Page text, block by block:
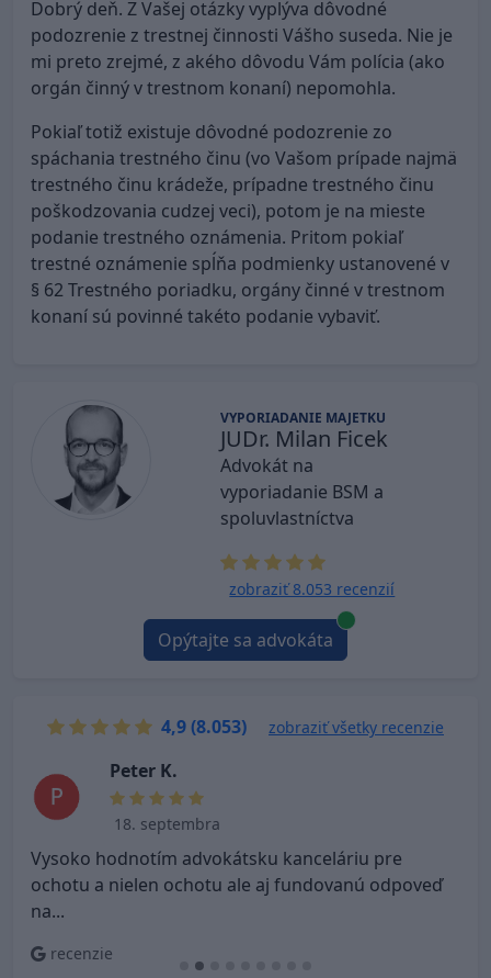
Dobrý deň. Z Vašej otázky vyplýva dôvodné
podozrenie z trestnej činnosti Vášho suseda. Nie je
mi preto zrejmé, z akého dôvodu Vám polícia (ako
orgán činný v trestnom konaní) nepomohla.
Pokiaľ totiž existuje dôvodné podozrenie zo
spáchania trestného činu (vo Vašom prípade najmä
trestného činu krádeže, prípadne trestného činu
poškodzovania cudzej veci), potom je na mieste
podanie trestného oznámenia. Pritom pokiaľ
trestné oznámenie spĺňa podmienky ustanovené v
§ 62 Trestného poriadku, orgány činné v trestnom
konaní sú povinné takéto podanie vybaviť.
VYPORIADANIE MAJETKU
JUDr. Milan Ficek
Advokát na
vyporiadanie BSM a
spoluvlastníctva
zobraziť 8.053 recenzií
Opýtajte sa advokáta
4,9 (8.053) zobraziť všetky recenzie
P e t e r K.
18. septembra
Vysoko hodnotím advokátsku kanceláriu pre
ochotu a nielen ochotu ale aj fundovanú odpoveď
na...
recenzie